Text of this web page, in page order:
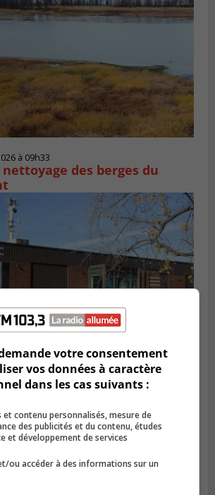
à 09h33
nettoyage des berges du
à 14h40
sa transition verte
votre consentement
vos données à caractère
dans les cas suivants :
et contenu personnalisés, mesure de
des publicités et du contenu, études
et développement de services
ou accéder à des informations sur un